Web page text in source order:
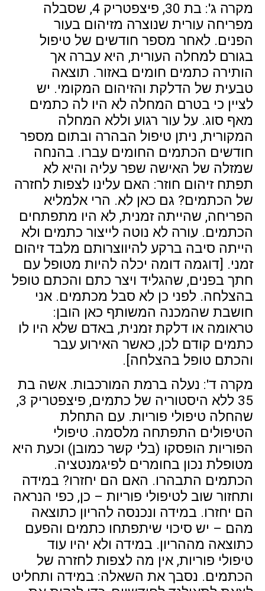
מקרה ג': בת 30, פיצפטריק 4, שסבלה
מפריחה עורית שנוצרה מזיהום בעור
הפנים. לאחר מספר חודשים של טיפול
בגורם למחלה העורית, היא עברה אך
הותירה כתמים חומים באזור. תוצאה
טבעית של הדלקת והזיהום המקומי. יש
לציין כי בטרם המחלה לא היו לה כתמים
מאף סוג. על עור רגוע וללא המחלה
המקורית, ניתן טיפול הבהרה ובתום מספר
חודשים הכתמים החומים עברו. בהנחה
שמזלה של האישה שפר עליה והיא לא
תפתח זיהום חוזר: האם עלינו לצפות לחזרה
של הכתמים? גם כאן לא. הרי אלמליא
הפריחה, שהייתה זמנית, לא היו מתפתחים
הכתמים. עורה לא נוטה לייצור כתמים ולא
הייתה סיבה ברקע להיווצרותם מלבד זיהום
זמני. [דוגמה דומה יכלה להיות מטופל עם
חתך בפנים, שהגליד ויצר כתם והכתם טופל
בהצלחה. לפני כן לא סבל מכתמים. אני
חושבת שהמכנה המשותף כאן הובן:
טראומה או דלקת זמנית, באדם שלא היו לו
כתמים קודם לכן, כאשר האירוע עבר
והכתם טופל בהצלחה].
מקרה ד': נעלה ברמת המורכבות. אשה בת
35 ללא היסטוריה של כתמים, פיצפטריק 3,
שהחלה טיפולי פוריות. עם התחלת
הטיפולים התפתחה מלסמה. טיפולי
הפוריות הופסקו (בלי קשר כמובן) וכעת היא
מטופלת נכון בחומרים לפיגמנטציה.
הכתמים התבהרו. האם הם יחזרו? במידה
ותחזור שוב לטיפולי פוריות – כן, כפי הנראה
הם יחזרו. במידה ונכנסה להריון כתוצאה
מהם – יש סיכוי שיתפתחו כתמים והפעם
כתוצאה מההריון. במידה ולא יהיו עוד
טיפולי פוריות, אין מה לצפות לחזרה של
הכתמים. נסבך את השאלה: במידה ותחליט